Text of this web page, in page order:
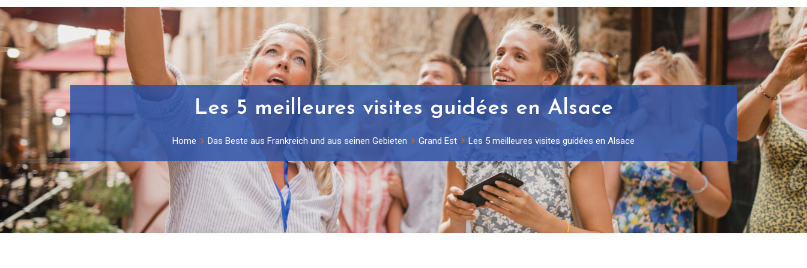
Les 5 meilleures visites guidées en Alsace
Home Das Beste aus Frankreich und aus seinen Gebieten Grand Est Les 5 meilleures visites guidées en Alsace